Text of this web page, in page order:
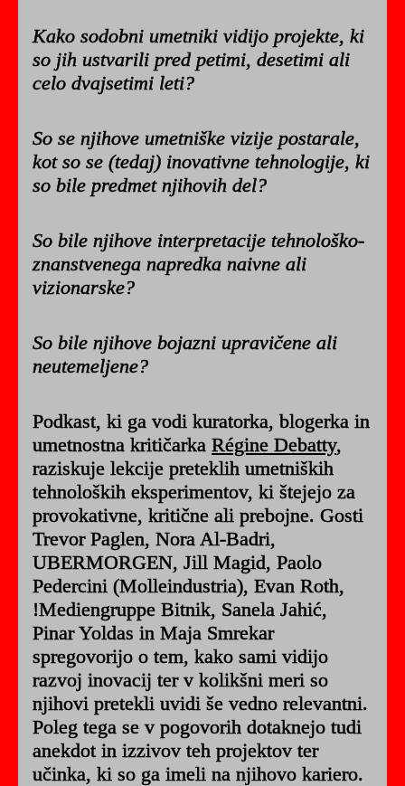
Kako sodobni umetniki vidijo projekte, ki
so jih ustvarili pred petimi, desetimi ali
celo dvajsetimi leti?
So se njihove umetniške vizije postarale,
kot so se (tedaj) inovativne tehnologije, ki
so bile predmet njihovih del?
So bile njihove interpretacije tehnološko-
znanstvenega napredka naivne ali
vizionarske?
So bile njihove bojazni upravičene ali
neutemeljene?
Podkast, ki ga vodi kuratorka, blogerka in
umetnostna kritičarka Régine Debatty,
raziskuje lekcije preteklih umetniških
tehnoloških eksperimentov, ki štejejo za
provokativne, kritične ali prebojne. Gosti
Trevor Paglen, Nora Al-Badri,
UBERMORGEN, Jill Magid, Paolo
Pedercini (Molleindustria), Evan Roth,
!Mediengruppe Bitnik, Sanela Jahić,
Pinar Yoldas in Maja Smrekar
spregovorijo o tem, kako sami vidijo
razvoj inovacij ter v kolikšni meri so
njihovi pretekli uvidi še vedno relevantni.
Poleg tega se v pogovorih dotaknejo tudi
anekdot in izzivov teh projektov ter
učinka, ki so ga imeli na njihovo kariero.